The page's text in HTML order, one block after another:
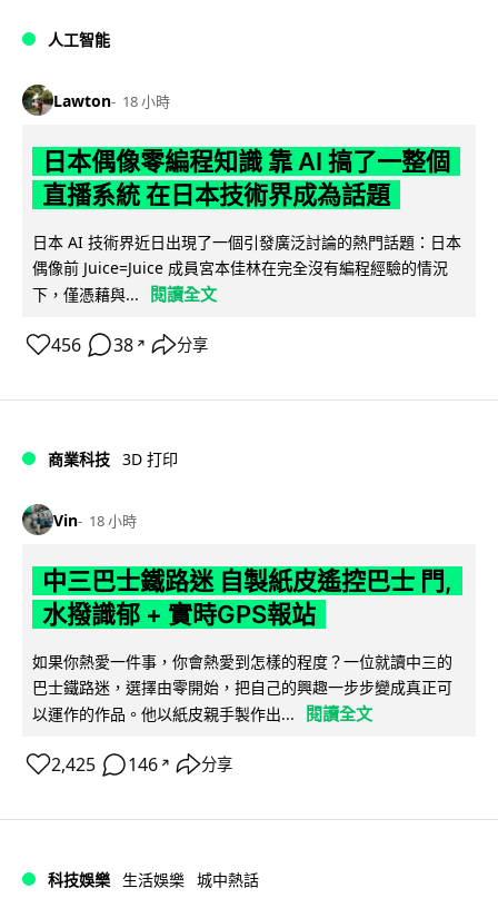
人工智能
Lawton 18 小時
日本偶像零編程知識 靠 AI 搞了一整個
直播系統 在日本技術界成為話題
日本 AI 技術界近日出現了一個引發廣泛討論的熱門話題：日本
偶像前 Juice=Juice 成員宮本佳林在完全沒有編程經驗的情況
下，僅憑藉與...
閱讀全文
456 38 ↗ 分享
商業科技 3D 打印
Vin 18 小時
中三巴士鐵路迷 自製紙皮遙控巴士 門,
水撥識郁 + 實時GPS報站
如果你熱愛一件事，你會熱愛到怎樣的程度？一位就讀中三的
巴士鐵路迷，選擇由零開始，把自己的興趣一步步變成真正可
以運作的作品。他以紙皮親手製作出...
閱讀全文
2,425 146 ↗ 分享
科技娛樂 生活娛樂 城中熱話